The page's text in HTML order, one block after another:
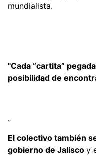
mundialista.
"Cada “cartita”
posibilidad de
.
El colectivo también
gobierno de Jalisco y